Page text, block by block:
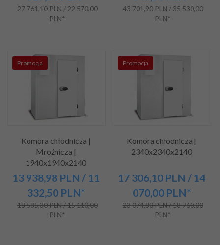
27 761,10 PLN / 22 570,00
PLN*
43 701,90 PLN / 35 530,00
PLN*
Promocja
Komora chłodnicza |
Mroźnicza |
1940x1940x2140
13 938,98 PLN / 11
332,50 PLN*
18 585,30 PLN / 15 110,00
PLN*
Promocja
Komora chłodnicza |
2340x2340x2140
17 306,10 PLN / 14
070,00 PLN*
23 074,80 PLN / 18 760,00
PLN*